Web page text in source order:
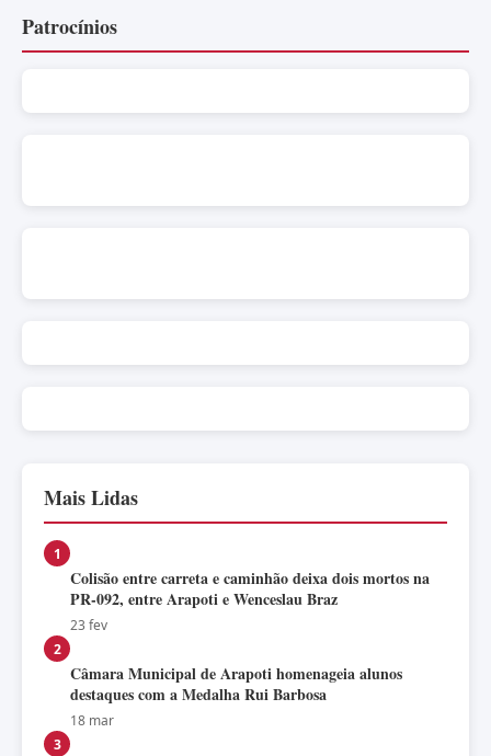
Patrocínios
Mais Lidas
1
Colisão entre carreta e caminhão deixa dois mortos na
PR-092, entre Arapoti e Wenceslau Braz
23 fev
2
Câmara Municipal de Arapoti homenageia alunos
destaques com a Medalha Rui Barbosa
18 mar
3